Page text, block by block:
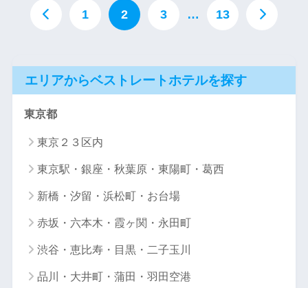
1 2 3 … 13
エリアからベストレートホテルを探す
東京都
東京２３区内
東京駅・銀座・秋葉原・東陽町・葛西
新橋・汐留・浜松町・お台場
赤坂・六本木・霞ヶ関・永田町
渋谷・恵比寿・目黒・二子玉川
品川・大井町・蒲田・羽田空港